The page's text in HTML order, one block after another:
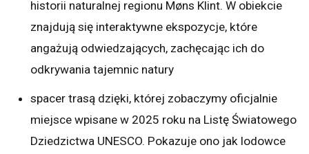
historii naturalnej regionu Møns Klint. W obiekcie
znajdują się interaktywne ekspozycje, które
angażują odwiedzających, zachęcając ich do
odkrywania tajemnic natury
spacer trasą dzięki, której zobaczymy oficjalnie
miejsce wpisane w 2025 roku na Listę Światowego
Dziedzictwa UNESCO. Pokazuje ono jak lodowce